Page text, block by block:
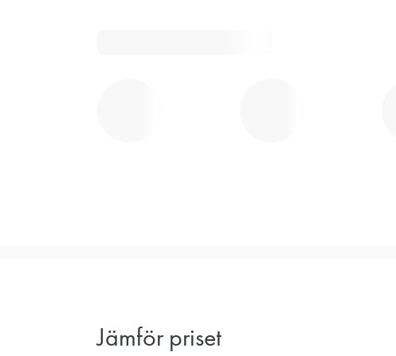
Jämför priset